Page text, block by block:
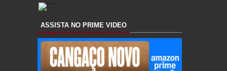
ASSISTA NO PRIME VIDEO